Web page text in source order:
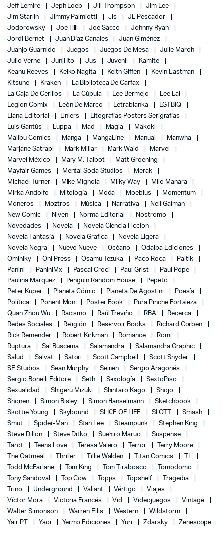
Jeff Lemire
Jeph Loeb Jill Thompson
Jim Lee
Jim Starlin
Jimmy Palmiotti Jis
JL Pescador
Jodorowsky
Joe Hill Joe Sacco
Johnny Ryan
Jordi Bernet
Juan Díaz Canales
Juan Giménez
Juanjo Guarnido
Juegos Juegos De Mesa
Julie Maroh
Julio Verne
Junji Ito Jus Juvenil
Kamite
Keanu Reeves
Keiko Nagita Keith Giffen
Kevin Eastman
Kitsune
Kraken
La Biblioteca De Carfax
La Caja De Cerillos
La Cúpula Lee Bermejo
Lee Lai
Legion Comix
León De Marco Letrablanka
LGTBIQ
Liana Editorial
Liniers
Litografías Posters Serigrafías
Luis Gantús
Luppa Mad Magia
Makoki
Malibu Comics
Manga MangaLine Manual
Manwha
Marjane Satrapi
Mark Millar Mark Waid
Marvel
Marvel México
Mary M. Talbot
Matt Groening
Mayfair Games
Mental Soda Studios
Merak
Michael Turner
Mike Mignola Milky Way
Milo Manara
Mirka Andolfo
Mitología Moda Moebius
Momentum
Moneros
Moztros Música Narrativa
Neil Gaiman
New Comic
Niven Norma Editorial
Nostromo
Novedades
Novela
Novela Ciencia Ficcion
Novela Fantasía
Novela Grafica
Novela Ligera
Novela Negra
Nuevo Nueve Océano
Odaiba Ediciones
Ominiky
Oni Press Osamu Tezuka Paco Roca
Paltik
Panini
PaniniMx Pascal Croci Paul Grist
Paul Pope
Paulina Marquez
Penguin Random House
Pepeto
Peter Kuper
Planeta Cómic Planeta De Agostini
Poesía
Política
Ponent Mon Poster Book
Pura Pinche Fortaleza
Quan Zhou Wu
Racismo Raúl Treviño RBA
Recerca
Redes Sociales
Religión Reservoir Books
Richard Corben
Rick Remender
Robert Kirkman Romance
Romi
Ruptura
Sal Buscema Salamandra
Salamandra Graphic
Salud
Salvat Satori Scott Campbell
Scott Snyder
SE Studios
Sean Murphy Seinen
Sergio Aragonés
Sergio Bonelli Editore
Seth Sexología
SextoPiso
Sexualidad
Shigeru Mizuki Shintaro Kago
Shojo
Shonen
Simon Bisley Simon Hanselmann
Sketchbook
Skottie Young
Skybound SLICE OF LIFE SLOTT
Smash
Smut
Spider-Man Stan Lee Steampunk
Stephen King
Steve Dillon
Steve Ditko Suehiro Maruo
Suspense
Tarot
Teens Love Teresa Valero Terror
Terry Moore
The Oatmeal
Thriller Tillie Walden Titan Comics
TL
Todd McFarlane
Tom King Tom Tirabosco
Tomodomo
Tony Sandoval
Top Cow Topps Topshelf
Tragedia
Trino
Underground Valiant Vértigo
Viajes
Víctor Mora
Victoria Francés Vid Videojuegos
Vintage
Walter Simonson
Warren Ellis Western
Wildstorm
Yair PT
Yaoi Yermo Ediciones Yuri Zdarsky Zenescope